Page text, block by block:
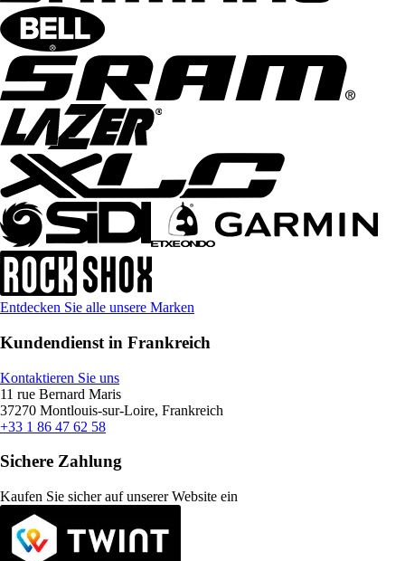
Entdecken Sie alle unsere Marken
Kundendienst in Frankreich
Kontaktieren Sie uns
11 rue Bernard Maris
37270 Montlouis-sur-Loire, Frankreich
+33 1 86 47 62 58
Sichere Zahlung
Kaufen Sie sicher auf unserer Website ein